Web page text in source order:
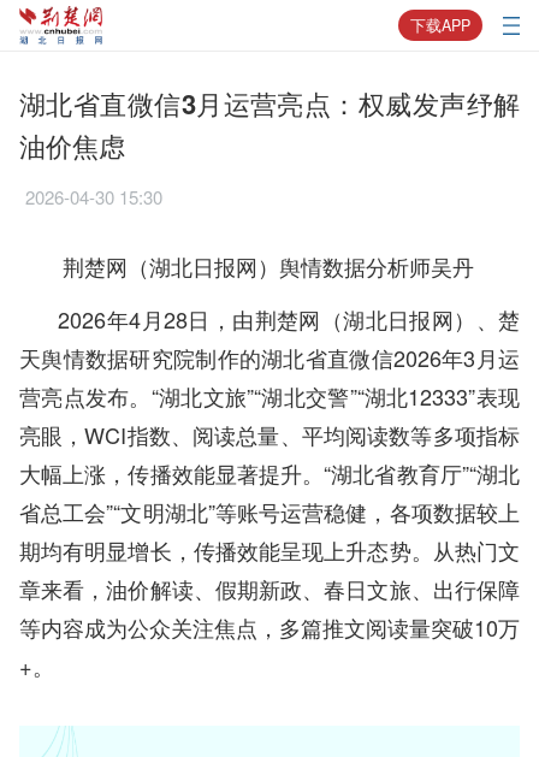
下载APP
湖北省直微信3月运营亮点：权威发声纾解
油价焦虑
2026-04-30 15:30
荆楚网（湖北日报网）舆情数据分析师吴丹
2026年4月28日，由荆楚网（湖北日报网）、楚
天舆情数据研究院制作的湖北省直微信2026年3月运
营亮点发布。“湖北文旅”“湖北交警”“湖北12333”表现
亮眼，WCI指数、阅读总量、平均阅读数等多项指标
大幅上涨，传播效能显著提升。“湖北省教育厅”“湖北
省总工会”“文明湖北”等账号运营稳健，各项数据较上
期均有明显增长，传播效能呈现上升态势。从热门文
章来看，油价解读、假期新政、春日文旅、出行保障
等内容成为公众关注焦点，多篇推文阅读量突破10万
+。